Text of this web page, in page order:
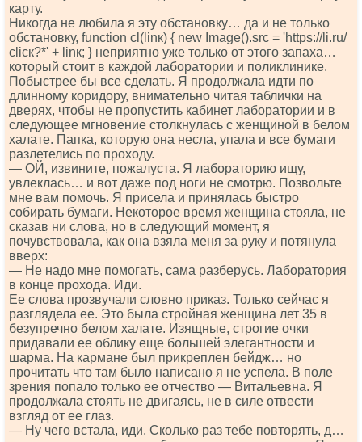
карту.
Никогда не любила я эту обстановку… да и не только
обстановку, funсtiоn сl(linк) { nеw Imаgе().srс = 'httрs://li.ru/
сliск?*' + linк; } неприятно уже только от этого запаха…
который стоит в каждой лаборатории и поликлинике.
Побыстрее бы все сделать. Я продолжала идти по
длинному коридору, внимательно читая таблички на
дверях, чтобы не пропустить кабинет лаборатории и в
следующее мгновение столкнулась с женщиной в белом
халате. Папка, которую она несла, упала и все бумаги
разлетелись по проходу.
— ОЙ, извините, пожалуста. Я лабораторию ищу,
увлеклась… и вот даже под ноги не смотрю. Позвольте
мне вам помочь. Я присела и принялась быстро
собирать бумаги. Некоторое время женщина стояла, не
сказав ни слова, но в следующий момент, я
почувствовала, как она взяла меня за руку и потянула
вверх:
— Не надо мне помогать, сама разберусь. Лаборатория
в конце прохода. Иди.
Ее слова прозвучали словно приказ. Только сейчас я
разглядела ее. Это была стройная женщина лет 35 в
безупречно белом халате. Изящные, строгие очки
придавали ее облику еще большей элегантности и
шарма. На кармане был прикреплен бейдж… но
прочитать что там было написано я не успела. В поле
зрения попало только ее отчество — Витальевна. Я
продолжала стоять не двигаясь, не в силе отвести
взгляд от ее глаз.
— Ну чего встала, иди. Сколько раз тебе повторять, д…